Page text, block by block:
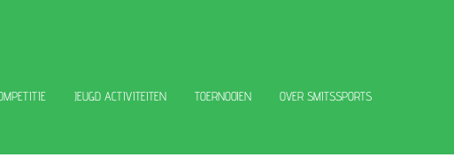
JEUGD ACTIVITEITEN TOERNOOIEN OVER SMITSSPORTS